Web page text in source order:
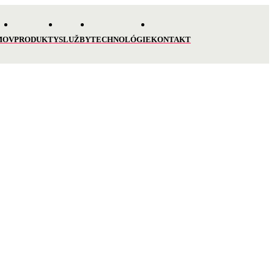
PRODUKTYSLUŽBYTECHNOLÓGIEKONTAKT